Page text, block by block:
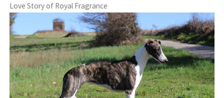
Love Story of Royal Fragrance